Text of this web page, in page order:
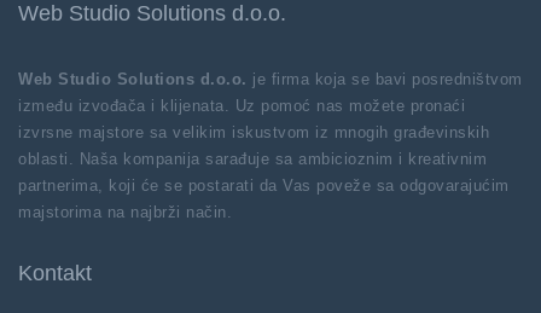
Web Studio Solutions d.o.o.
Web Studio Solutions d.o.o. je firma koja se bavi posredništvom
između izvođača i klijenata. Uz pomoć nas možete pronaći
izvrsne majstore sa velikim iskustvom iz mnogih građevinskih
oblasti. Naša kompanija sarađuje sa ambicioznim i kreativnim
partnerima, koji će se postarati da Vas poveže sa odgovarajućim
majstorima na najbrži način.
Kontakt